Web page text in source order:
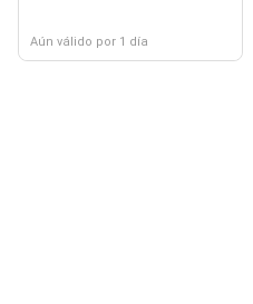
Aún válido por 1 día